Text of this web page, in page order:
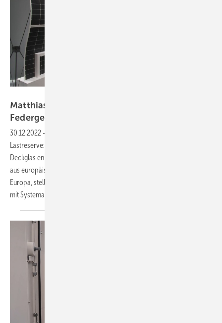
Matthias Schoft von Sunman Power: Neue
Federgewichte fürs
30.12.2022 -
Lastreserve: Dafür hat Sunman innovative Leichtbaumodule ohne
Deckglas entwickelt. Jetzt kommt die neue Serie auf den Markt – auch
aus europäischer Fertigung. Matthias Schoft, Vertriebsleiter für
Europa, stellt die neuen Module vor und erläutert die Kooperationen
mitSystemanbietern.